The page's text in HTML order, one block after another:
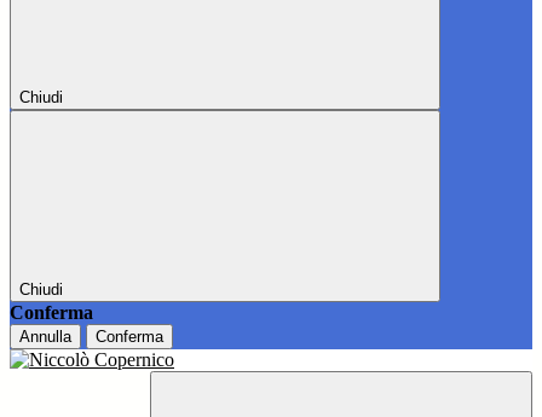
Chiudi
Chiudi
Conferma
Annulla Conferma